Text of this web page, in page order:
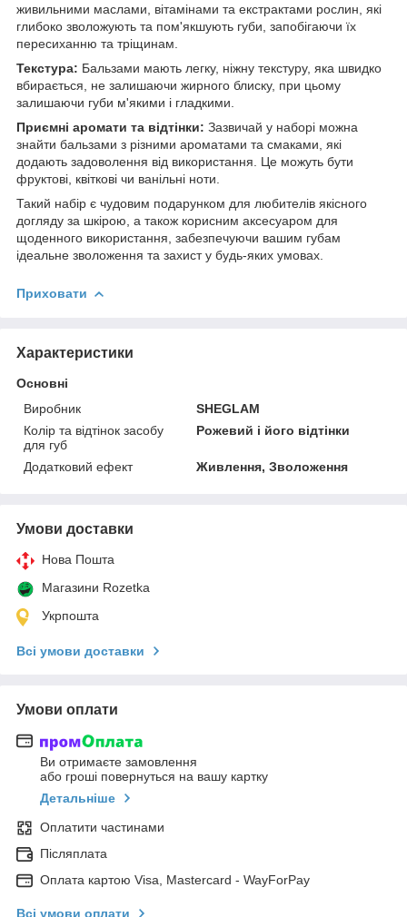
живильними маслами, вітамінами та екстрактами рослин, які
глибоко зволожують та пом'якшують губи, запобігаючи їх
пересиханню та тріщинам.
Текстура: Бальзами мають легку, ніжну текстуру, яка швидко
вбирається, не залишаючи жирного блиску, при цьому
залишаючи губи м'якими і гладкими.
Приємні аромати та відтінки: Зазвичай у наборі можна
знайти бальзами з різними ароматами та смаками, які
додають задоволення від використання. Це можуть бути
фруктові, квіткові чи ванільні ноти.
Такий набір є чудовим подарунком для любителів якісного
догляду за шкірою, а також корисним аксесуаром для
щоденного використання, забезпечуючи вашим губам
ідеальне зволоження та захист у будь-яких умовах.
Приховати
Характеристики
Основні
Виробник
SHEGLAM
Колір та відтінок засобу
для губ
Рожевий і його відтінки
Додатковий ефект Живлення, Зволоження
Умови доставки
Нова Пошта
Магазини Rozetka
Укрпошта
Всі умови доставки
Умови оплати
Ви отримаєте замовлення
або гроші повернуться на вашу картку
Детальніше
Оплатити частинами
Післяплата
Оплата картою Visa, Mastercard - WayForPay
Всі умови оплати